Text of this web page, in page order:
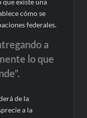
que existe una
cómo se
federales.
a
lo que
de la
a la